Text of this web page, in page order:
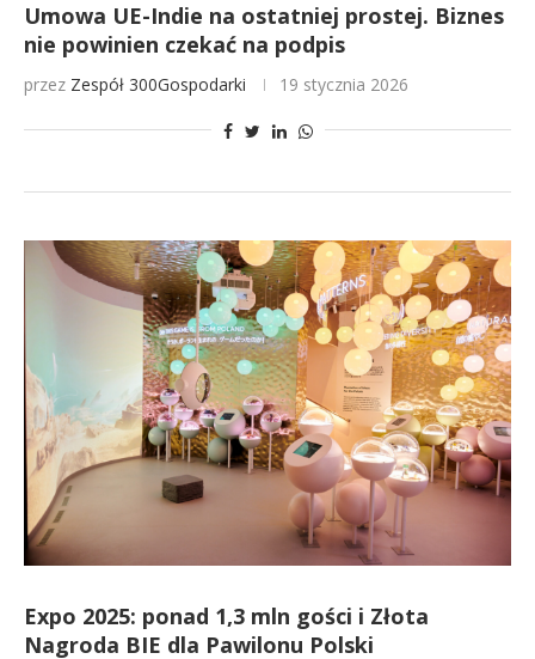
Umowa UE-Indie na ostatniej prostej. Biznes
nie powinien czekać na podpis
przez Zespół 300Gospodarki 19 stycznia 2026
Expo 2025: ponad 1,3 mln gości i Złota
Nagroda BIE dla Pawilonu Polski